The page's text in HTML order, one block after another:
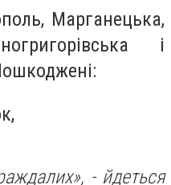
Марганецька,
і
- йдеться